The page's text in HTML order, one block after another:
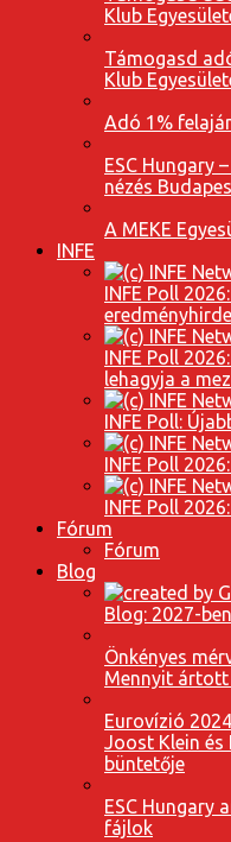
Klub
Támogasd
Klub
Adó 1%
ESC Hungary
nézés
A MEKE
INFE
INFE Poll
INFE Poll
lehagyja a
INFE Poll:
INFE Poll
INFE Poll
Fórum
Fórum
Blog
Blog: 2027-
Önkényes
Mennyit ártott
Eurovízió
Joost Klein és
büntetője
ESC Hungary
fájlok